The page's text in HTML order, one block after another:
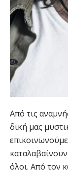
Από τις
δική μας
όλοι. Από τον